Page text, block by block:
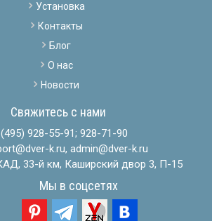
Установка
Контакты
Блог
О нас
Новости
Свяжитесь с нами
(495) 928-55-91; 928-71-90
k.ru, admin@dver-k.ru
33-й км, Каширский двор 3, П-15
Мы в соцсетях